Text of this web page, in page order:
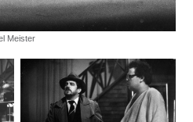
Meister